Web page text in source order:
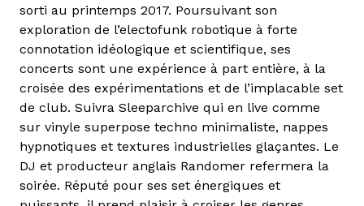
sorti au printemps 2017. Poursuivant son
exploration de l’electofunk robotique à forte
connotation idéologique et scientifique, ses
concerts sont une expérience à part entière, à la
croisée des expérimentations et de l’implacable set
de club. Suivra Sleeparchive qui en live comme
sur vinyle superpose techno minimaliste, nappes
hypnotiques et textures industrielles glaçantes. Le
DJ et producteur anglais Randomer refermera la
soirée. Réputé pour ses set énergiques et